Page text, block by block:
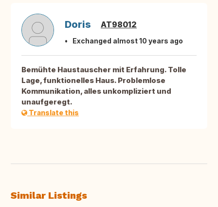
Doris AT98012
Exchanged almost 10 years ago
Bemühte Haustauscher mit Erfahrung. Tolle
Lage, funktionelles Haus. Problemlose
Kommunikation, alles unkompliziert und
unaufgeregt.
Translate this
Similar Listings